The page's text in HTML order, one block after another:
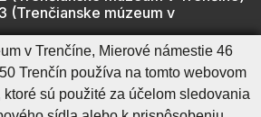
(Trenčianske múzeum v
hrad - informátor -
hradu)
v Trenčíne, Mierové námestie 46
Trenčín používa na tomto webovom
sú použité za účelom sledovania